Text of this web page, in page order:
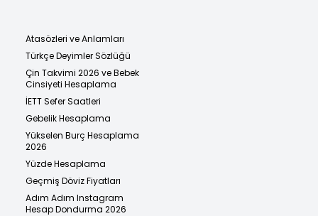
Atasözleri ve Anlamları
Türkçe Deyimler Sözlüğü
Çin Takvimi 2026 ve Bebek
Cinsiyeti Hesaplama
İETT Sefer Saatleri
Gebelik Hesaplama
Yükselen Burç Hesaplama
2026
Yüzde Hesaplama
Geçmiş Döviz Fiyatları
Adım Adım Instagram
Hesap Dondurma 2026